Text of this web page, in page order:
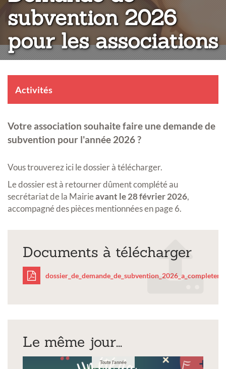
subvention 2026
pour les associations
Activités
Votre association souhaite faire une demande de
subvention pour l'année 2026 ?
Vous trouverez ici le dossier à télécharger.
Le dossier est à retourner dûment complété au
secrétariat de la Mairieavant le 28 février 2026,
accompagné des pièces mentionnées en page 6.
Documents à télécharger
Le même jour...
Toute l'année